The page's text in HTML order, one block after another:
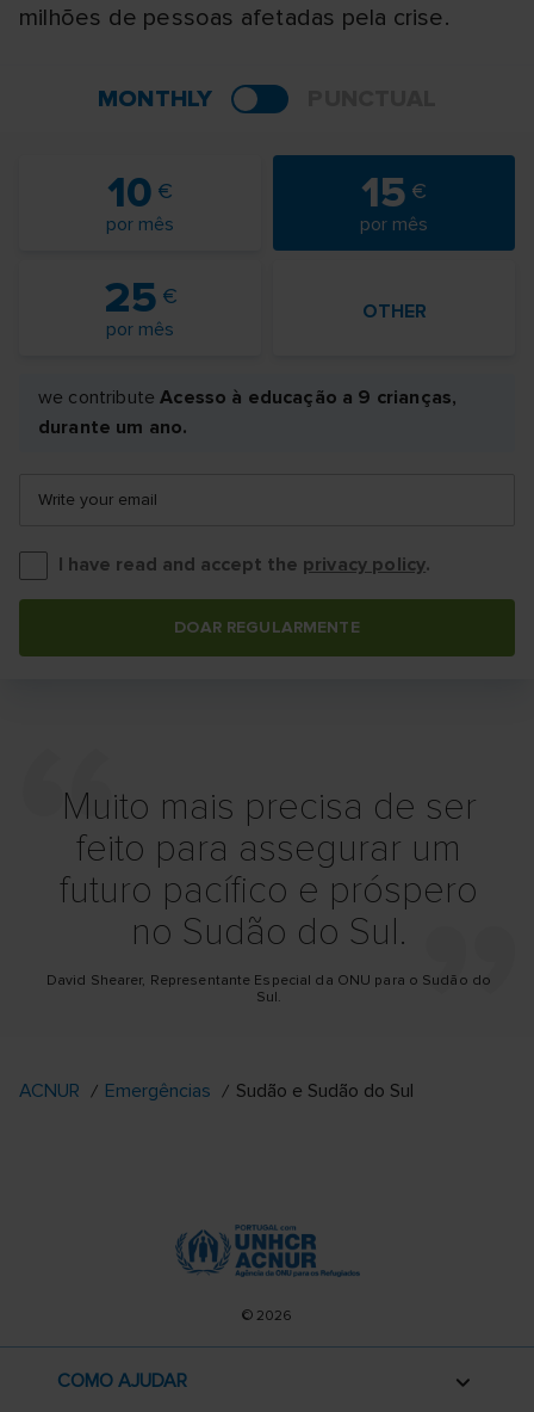
milhões de pessoas afetadas pela crise.
MONTHLY
10
por mês
15
por mês
25
por mês
OTHER
we contributeAcesso à educação a 9 crianças,
durante um ano.
Write your email
I have read and accept the privacy policy.
DOAR REGULARMENTE
Muito mais precisa de ser
feito para assegurar um
futuro pacífico e próspero
no Sudão do Sul.
David Shearer, Representante Especial da ONU para o Sudão do
Sul.
ACNUR Emergências Sudão e Sudão do Sul
© 2026
COMO AJUDAR